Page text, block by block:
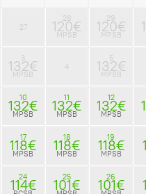
27
28
120€
MPSB
29
120€
MPSB
3
132€
MPSB
4
5
132€
MPSB
10
132€
MPSB
11
132€
MPSB
12
132€
MPSB
17
118€
MPSB
18
118€
MPSB
19
118€
MPSB
24
114€ 25
101€ 26
101€